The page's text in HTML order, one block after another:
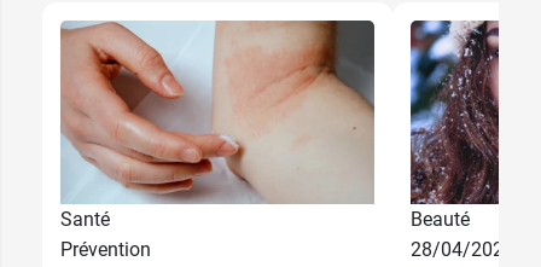
Santé
Prévention
Beauté
28/04/2026